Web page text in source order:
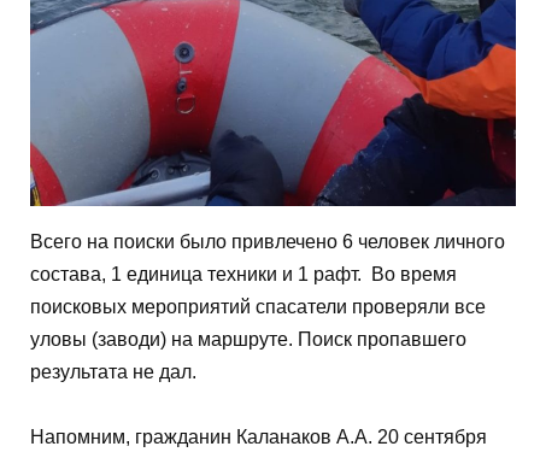
Всего на поиски было привлечено 6 человек личного
состава, 1 единица техники и 1 рафт. Во время
поисковых мероприятий спасатели проверяли все
уловы (заводи) на маршруте. Поиск пропавшего
результата не дал.
Напомним, гражданин Каланаков А.А. 20 сентября